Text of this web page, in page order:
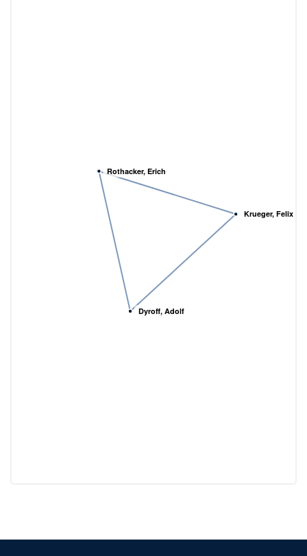
Dyroff, Adolf
Rothacker, Erich
Krueger, Felix